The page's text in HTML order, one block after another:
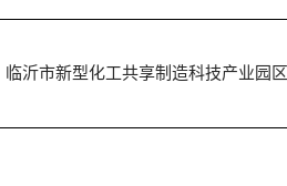
临沂市新型化工共享制造科技产业园区